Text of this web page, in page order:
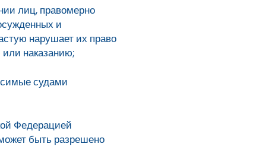
лиц, правомерно
и
нарушает их право
наказанию;
судами
Федерацией
быть разрешено